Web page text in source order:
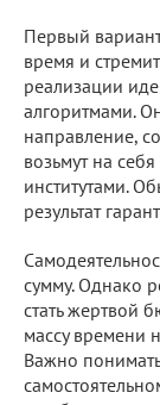
Первый
время и
реализации
алгоритмами.
направление,
возьмут на
институтами.
результат
сумму. Однако
стать жертвой
массу времени
Важно